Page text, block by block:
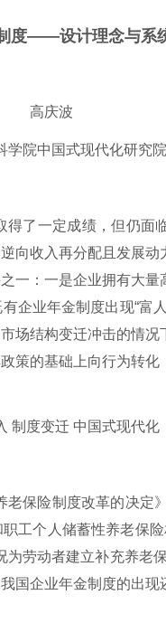
度——设计理念与系
高庆波
学院中国式现代化研究院
得了一定成绩，但仍面
逆向收入再分配且发展动
一：一是企业拥有大
企业年金制度出现“富
场结构变迁冲击的情况
策的基础上向行为转
制度变迁 中国式现代化
保险制度改革的决定
工个人储蓄性养老保
劳动者建立补充养老
国企业年金制度的出